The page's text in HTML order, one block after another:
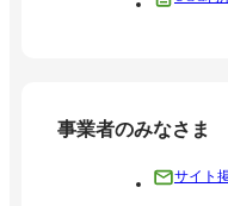
事業者のみなさま
サイト